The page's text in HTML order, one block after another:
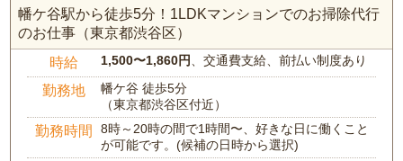
幡ケ谷駅から徒歩5分！1LDKマンションでのお掃除代行
のお仕事（東京都渋谷区）
時給 1,500〜1,860円、交通費支給、前払い制度あり
勤務地
幡ケ谷 徒歩5分
（東京都渋谷区付近）
勤務時間
8時～20時の間で1時間〜、好きな日に働くこと
が可能です。(候補の日時から選択)